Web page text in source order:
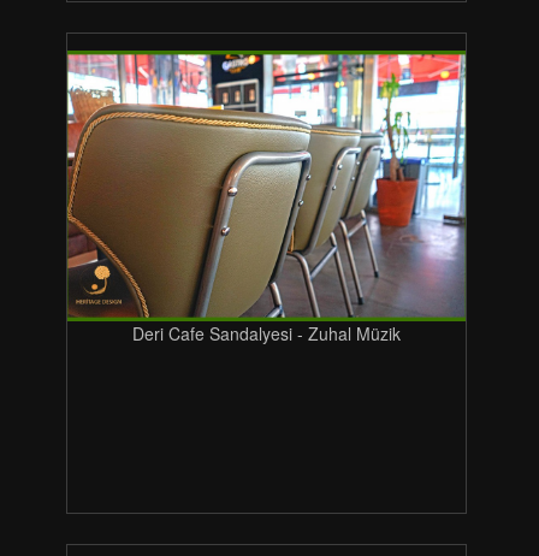
Deri Cafe Sandalyesi - Zuhal Müzik